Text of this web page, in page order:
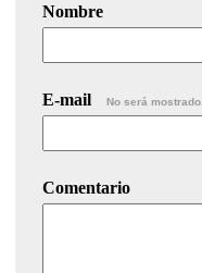
Nombre
E-mail No será mostrado.
Comentario